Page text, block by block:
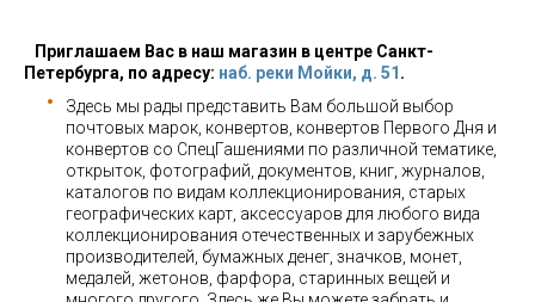
Приглашаем Вас в наш магазин в центре Санкт-
Петербурга, по адресу: наб. реки Мойки, д. 51 .
Здесь мы рады представить Вам большой выбор
почтовых марок, конвертов, конвертов Первого Дня и
конвертов со СпецГашениями по различной тематике,
открыток, фотографий, документов, книг, журналов,
каталогов по видам коллекционирования, старых
географических карт, аксессуаров для любого вида
коллекционирования отечественных и зарубежных
производителей, бумажных денег, значков, монет,
медалей, жетонов, фарфора, старинных вещей и